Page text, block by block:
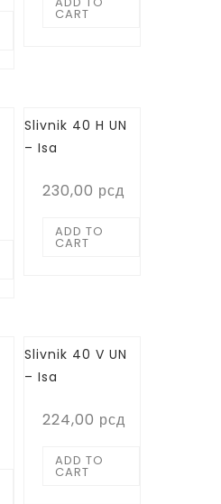
CART
Slivnik 40 H UN
– Isa
230,00 рсд
ADD TO
CART
Slivnik 40 V UN
– Isa
224,00 рсд
ADD TO
CART